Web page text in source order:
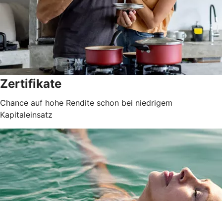
Zertifikate
Chance auf hohe Rendite schon bei niedrigem
Kapitaleinsatz